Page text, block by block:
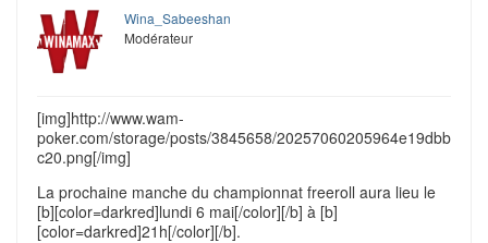
Wina_Sabeeshan
Modérateur
[img]http://www.wam-
poker.com/storage/posts/3845658/20257060205964e19dbb
c20.png[/img]
La prochaine manche du championnat freeroll aura lieu le
[b][color=darkred]lundi 6 mai[/color][/b] à [b]
[color=darkred]21h[/color][/b].